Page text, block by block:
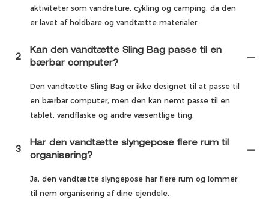
aktiviteter som vandreture, cykling og camping, da den
er lavet af holdbare og vandtætte materialer.
2
Kan den vandtætte Sling Bag passe til en
bærbar computer?
Den vandtætte Sling Bag er ikke designet til at passe til
en bærbar computer, men den kan nemt passe til en
tablet, vandflaske og andre væsentlige ting.
3
Har den vandtætte slyngepose flere rum til
organisering?
Ja, den vandtætte slyngepose har flere rum og lommer
til nem organisering af dine ejendele.